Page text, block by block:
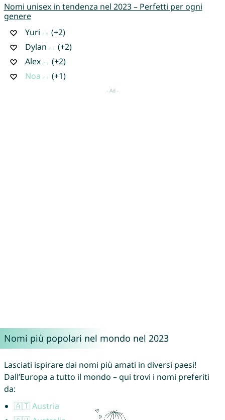
Nomi unisex in tendenza nel 2023 – Perfetti per ogni
genere
Yuri
(+2)
Dylan
(+2)
Alex
(+2)
Noa
(+1)
Nomi più popolari nel mondo nel 2023
Lasciati ispirare dai nomi più amati in diversi paesi!
Dall’Europa a tutto il mondo – qui trovi i nomi preferiti
da:
🇦🇹 Austria